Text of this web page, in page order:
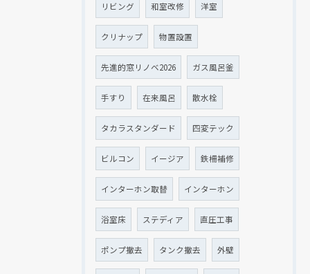
リビング 和室改修 洋室
クリナップ 物置設置
先進的窓リノベ2026 ガス風呂釜
手すり 在来風呂 散水栓
タカラスタンダード 四変テック
ビルコン イージア 鉄柵補修
インターホン取替 インターホン
浴室床 ステディア 直圧工事
ポンプ撤去 タンク撤去 外壁